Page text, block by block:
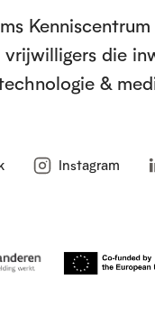
die
&
Instagram